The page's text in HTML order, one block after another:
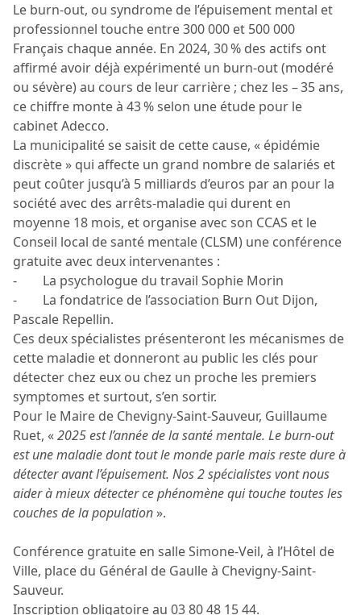
Le burn-out, ou syndrome de l’épuisement mental et
professionnel touche entre 300 000 et 500 000
Français chaque année. En 2024, 30 % des actifs ont
affirmé avoir déjà expérimenté un burn‑out (modéré
ou sévère) au cours de leur carrière ; chez les – 35 ans,
ce chiffre monte à 43 % selon une étude pour le
cabinet Adecco.
La municipalité se saisit de cette cause, « épidémie
discrète » qui affecte un grand nombre de salariés et
peut coûter jusqu’à 5 milliards d’euros par an pour la
société avec des arrêts-maladie qui durent en
moyenne 18 mois, et organise avec son CCAS et le
Conseil local de santé mentale (CLSM) une conférence
gratuite avec deux intervenantes :
- La psychologue du travail Sophie Morin
- La fondatrice de l’association Burn Out Dijon,
Pascale Repellin.
Ces deux spécialistes présenteront les mécanismes de
cette maladie et donneront au public les clés pour
détecter chez eux ou chez un proche les premiers
symptomes et surtout, s’en sortir.
Pour le Maire de Chevigny-Saint-Sauveur, Guillaume
Ruet, «2025 est l’année de la santé mentale. Le burn-out
est une maladie dont tout le monde parle mais reste dure à
détecter avant l’épuisement. Nos 2 spécialistes vont nous
aider à mieux détecter ce phénomène qui touche toutes les
couches de la population ».
Conférence gratuite en salle Simone-Veil, à l’Hôtel de
Ville, place du Général de Gaulle à Chevigny-Saint-
Sauveur.
Inscription obligatoire au 03 80 48 15 44.